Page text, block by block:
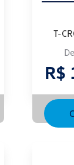
T-
R$